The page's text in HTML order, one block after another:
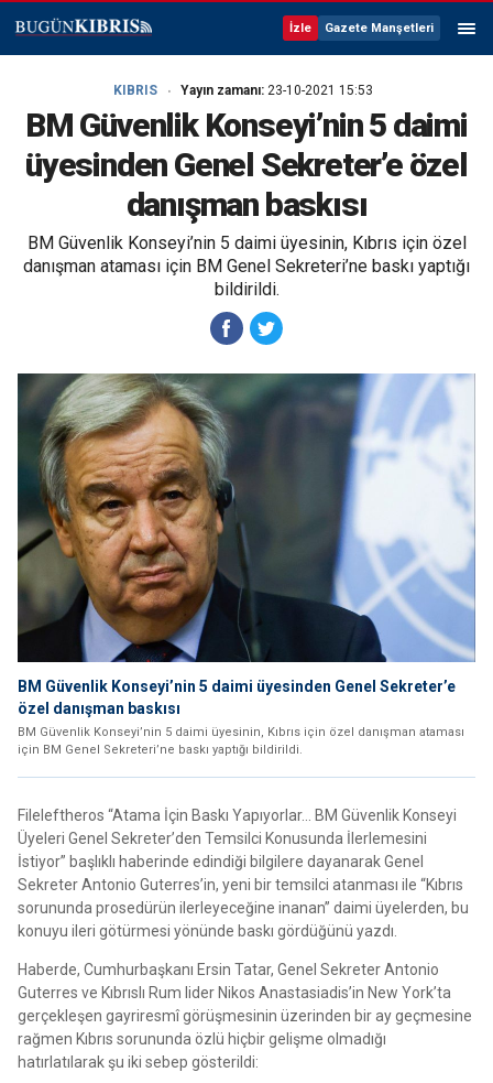
İzle Gazete Manşetleri
KIBRIS Yayın zamanı: 23-10-2021 15:53
BM Güvenlik Konseyi’nin 5 daimi
üyesinden Genel Sekreter’e özel
danışman baskısı
BM Güvenlik Konseyi’nin 5 daimi üyesinin, Kıbrıs için özel
danışman ataması için BM Genel Sekreteri’ne baskı yaptığı
bildirildi.
BM Güvenlik Konseyi’nin 5 daimi üyesinden Genel Sekreter’e
özel danışman baskısı
BM Güvenlik Konseyi’nin 5 daimi üyesinin, Kıbrıs için özel danışman ataması
için BM Genel Sekreteri’ne baskı yaptığı bildirildi.
Fileleftheros “Atama İçin Baskı Yapıyorlar… BM Güvenlik Konseyi
Üyeleri Genel Sekreter’den Temsilci Konusunda İlerlemesini
İstiyor” başlıklı haberinde edindiği bilgilere dayanarak Genel
Sekreter Antonio Guterres’in, yeni bir temsilci atanması ile “Kıbrıs
sorununda prosedürün ilerleyeceğine inanan” daimi üyelerden, bu
konuyu ileri götürmesi yönünde baskı gördüğünü yazdı.
Haberde, Cumhurbaşkanı Ersin Tatar, Genel Sekreter Antonio
Guterres ve Kıbrıslı Rum lider Nikos Anastasiadis’in New York’ta
gerçekleşen gayriresmî görüşmesinin üzerinden bir ay geçmesine
rağmen Kıbrıs sorununda özlü hiçbir gelişme olmadığı
hatırlatılarak şu iki sebep gösterildi: